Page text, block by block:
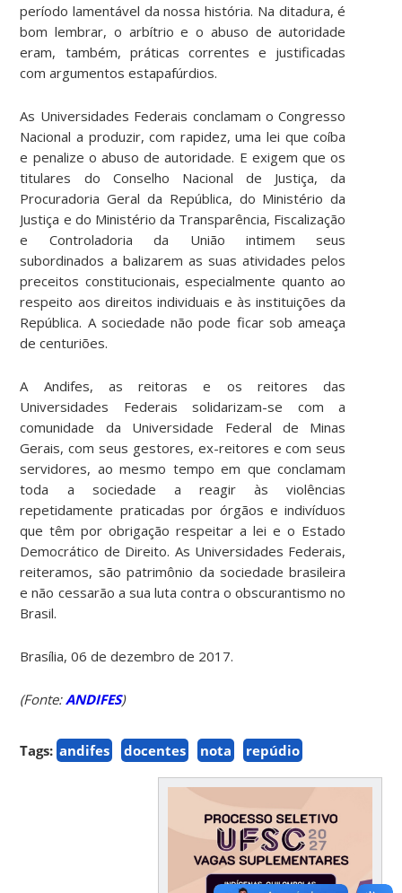
período lamentável da nossa história. Na ditadura, é
bom lembrar, o arbítrio e o abuso de autoridade
eram, também, práticas correntes e justificadas
com argumentos estapafúrdios.
As Universidades Federais conclamam o Congresso
Nacional a produzir, com rapidez, uma lei que coíba
e penalize o abuso de autoridade. E exigem que os
titulares do Conselho Nacional de Justiça, da
Procuradoria Geral da República, do Ministério da
Justiça e do Ministério da Transparência, Fiscalização
e Controladoria da União intimem seus
subordinados a balizarem as suas atividades pelos
preceitos constitucionais, especialmente quanto ao
respeito aos direitos individuais e às instituições da
República. A sociedade não pode ficar sob ameaça
de centuriões.
A Andifes, as reitoras e os reitores das
Universidades Federais solidarizam-se com a
comunidade da Universidade Federal de Minas
Gerais, com seus gestores, ex-reitores e com seus
servidores, ao mesmo tempo em que conclamam
toda a sociedade a reagir às violências
repetidamente praticadas por órgãos e indivíduos
que têm por obrigação respeitar a lei e o Estado
Democrático de Direito. As Universidades Federais,
reiteramos, são patrimônio da sociedade brasileira
e não cessarão a sua luta contra o obscurantismo no
Brasil.
Brasília, 06 de dezembro de 2017.
(Fonte:ANDIFES)
Tags: andifes docentes nota repúdio